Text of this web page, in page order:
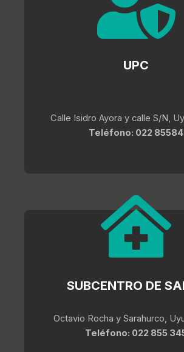
UPC
Calle Isidro Ayora y calle S/N,
Teléfono: 022 85584
SUBCENTRO DE
Octavio Rocha y Sarahurco,
Teléfono: 022 855